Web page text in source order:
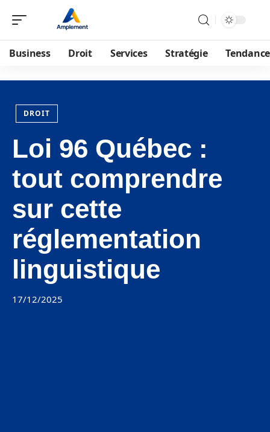
Business Droit Services Stratégie
DROIT
Loi 96 Québec :
tout comprendre
sur cette
réglementation
linguistique
17/12/2025